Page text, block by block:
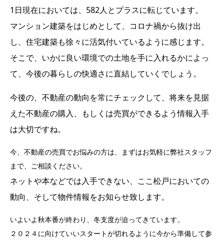
1日現在においては、582人とプラスに転じています。
マンション建築をはじめとして、コロナ禍から抜け出
し、住宅建築も徐々に活気付いているように感じます。
そこで、いかに良い環境での土地を手に入れるかによっ
て、今後の暮らしの快適さに直結していくでしょう。
今後の、不動産の動向を常にチェックして、将来を見据
えた不動産の購入、もしくは売買ができるよう情報入手
は大切ですね。
今、不動産の売買でお悩みの方は、まずはお気軽に弊社スタッフ
まで、ご相談ください。
ネットや本などでは入手できない、ここ松戸においての
動向、そして物件情報をお知らせ致します。
いよいよ秋本番が終わり、冬支度が迫ってきています。
２０２４に向けていいスタートが切れるように今から準備して参